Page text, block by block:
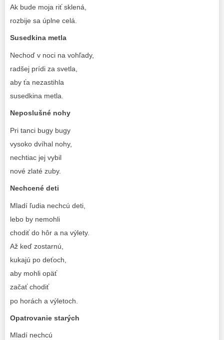
Ak bude moja riť sklená,
rozbije sa úplne celá.
Susedkina metla
Nechoď v noci na vohľady,
radšej prídi za svetla,
aby ťa nezastihla
susedkina metla.
Neposlušné nohy
Pri tanci bugy bugy
vysoko dvíhal nohy,
nechtiac jej vybil
nové zlaté zuby.
Nechcené deti
Mladí ľudia nechcú deti,
lebo by nemohli
chodiť do hôr a na výlety.
Až keď zostarnú,
kukajú po deťoch,
aby mohli opäť
začať chodiť
po horách a výletoch.
Opatrovanie starých
Mladí nechcú